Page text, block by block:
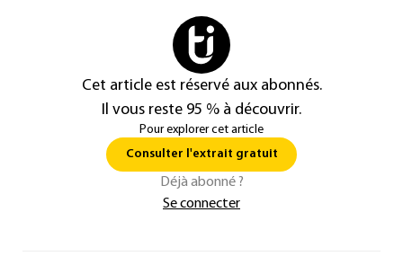
Cet article est réservé aux abonnés.
Il vous reste 95 % à découvrir.
Pour explorer cet article
Consulter l'extrait gratuit
Déjà abonné ?
Se connecter